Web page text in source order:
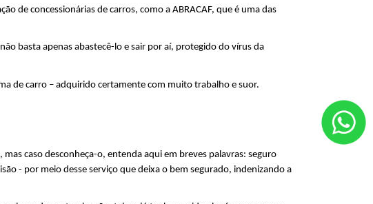
de concessionárias de carros, como a ABRACAF, que é uma das
basta apenas abastecê-lo e sair por aí, protegido do vírus da
de carro – adquirido certamente com muito trabalho e suor.
caso desconheça-o, entenda aqui em breves palavras: seguro
- por meio desse serviço que deixa o bem segurado, indenizando a